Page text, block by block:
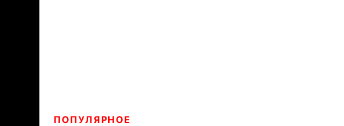
ПОПУЛЯРНОЕ